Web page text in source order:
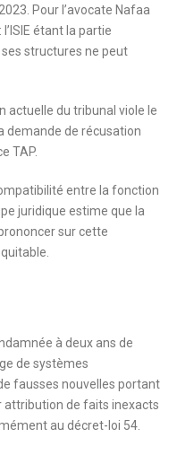
Pour l’avocate Nafaa
étant la partie
structures ne peut
actuelle du tribunal viole le
demande de récusation
TAP.
entre la fonction
juridique estime que la
sur cette
à deux ans de
de systèmes
fausses nouvelles portant
attribution de faits inexacts
au décret-loi 54.